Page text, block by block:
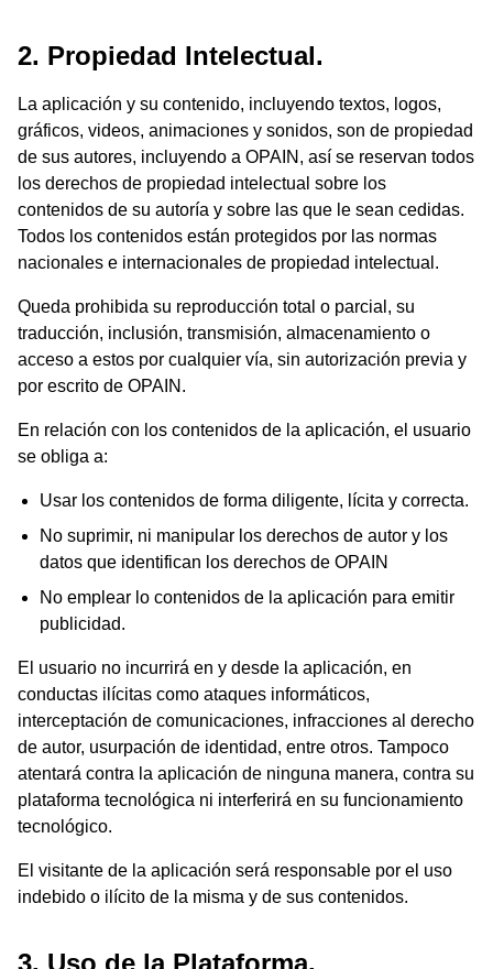
2. Propiedad Intelectual.
La aplicación y su contenido, incluyendo textos, logos,
gráficos, videos, animaciones y sonidos, son de propiedad
de sus autores, incluyendo a OPAIN, así se reservan todos
los derechos de propiedad intelectual sobre los
contenidos de su autoría y sobre las que le sean cedidas.
Todos los contenidos están protegidos por las normas
nacionales e internacionales de propiedad intelectual.
Queda prohibida su reproducción total o parcial, su
traducción, inclusión, transmisión, almacenamiento o
acceso a estos por cualquier vía, sin autorización previa y
por escrito de OPAIN.
En relación con los contenidos de la aplicación, el usuario
se obliga a:
Usar los contenidos de forma diligente, lícita y correcta.
No suprimir, ni manipular los derechos de autor y los
datos que identifican los derechos de OPAIN
No emplear lo contenidos de la aplicación para emitir
publicidad.
El usuario no incurrirá en y desde la aplicación, en
conductas ilícitas como ataques informáticos,
interceptación de comunicaciones, infracciones al derecho
de autor, usurpación de identidad, entre otros. Tampoco
atentará contra la aplicación de ninguna manera, contra su
plataforma tecnológica ni interferirá en su funcionamiento
tecnológico.
El visitante de la aplicación será responsable por el uso
indebido o ilícito de la misma y de sus contenidos.
3. Uso de la Plataforma.